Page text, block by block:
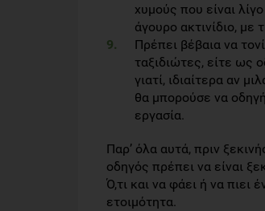
χυμούς που είναι
άγουρο ακτινίδιο,
Πρέπει βέβαια να
ταξιδιώτες, είτε ως
γιατί, ιδιαίτερα αν
θα μπορούσε να
εργασία.
Παρ’ όλα αυτά, πριν
οδηγός πρέπει να είναι
Ό,τι και να φάει ή να πιει
ετοιμότητα.